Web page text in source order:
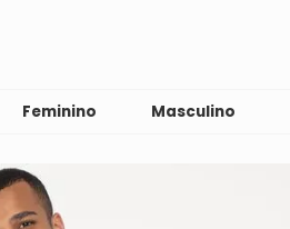
Feminino Masculino